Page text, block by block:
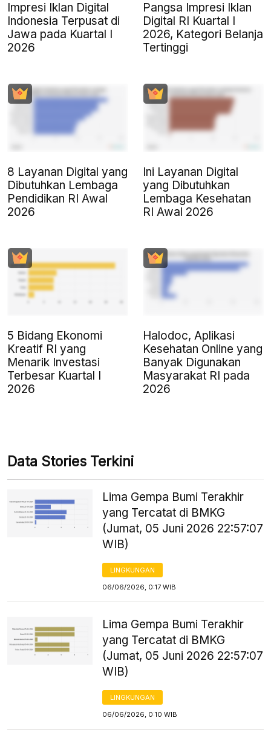
Impresi Iklan Digital
Indonesia Terpusat di
Jawa pada Kuartal I
2026
Pangsa Impresi Iklan
Digital RI Kuartal I
2026, Kategori Belanja
Tertinggi
8 Layanan Digital yang
Dibutuhkan Lembaga
Pendidikan RI Awal
2026
Ini Layanan Digital
yang Dibutuhkan
Lembaga Kesehatan
RI Awal 2026
5 Bidang Ekonomi
Kreatif RI yang
Menarik Investasi
Terbesar Kuartal I
2026
Halodoc, Aplikasi
Kesehatan Online yang
Banyak Digunakan
Masyarakat RI pada
2026
Data Stories Terkini
Lima Gempa Bumi Terakhir
yang Tercatat di BMKG
(Jumat, 05 Juni 2026 22:57:07
WIB)
LINGKUNGAN
06/06/2026, 0:17 WIB
Lima Gempa Bumi Terakhir
yang Tercatat di BMKG
(Jumat, 05 Juni 2026 22:57:07
WIB)
LINGKUNGAN
06/06/2026, 0:10 WIB